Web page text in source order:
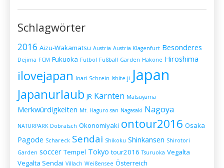
Schlagwörter
2016 Aizu-Wakamatsu Austria Austria Klagenfurt Besonderes
Dejima FCM Fukuoka Futbol Fußball Garden Hakone Hiroshima
ilovejapan Inari Schrein Ishite-ji Japan
Japanurlaub JR Kärnten Matsuyama
Merkwürdigkeiten Mt. Haguro-san Nagasaki Nagoya
NATURPARK Dobratsch Okonomiyaki ontour2016 Osaka
Pagode Schareck Sendai Shikoku Shinkansen Shirotori
Garden soccer Tempel Tokyo tour2016 Tsuruoka Vegalta
Vegalta Sendai Villach Weißensee Österreich